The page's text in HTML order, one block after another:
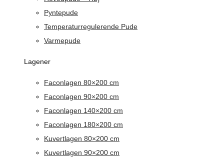
Pyntepude
Temperaturregulerende Pude
Varmepude
Lagener
Faconlagen 80×200 cm
Faconlagen 90×200 cm
Faconlagen 140×200 cm
Faconlagen 180×200 cm
Kuvertlagen 80×200 cm
Kuvertlagen 90×200 cm